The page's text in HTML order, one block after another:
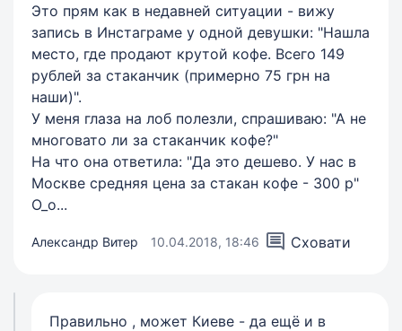
Это прям как в недавней ситуации - вижу
запись в Инстаграме у одной девушки: "Нашла
место, где продают крутой кофе. Всего 149
рублей за стаканчик (примерно 75 грн на
наши)".
У меня глаза на лоб полезли, спрашиваю: "А не
многовато ли за стаканчик кофе?"
На что она ответила: "Да это дешево. У нас в
Москве средняя цена за стакан кофе - 300 р"
О_о...
Александр Витер 10.04.2018, 18:46 Сховати
Правильно , может Киеве - да ещё и в